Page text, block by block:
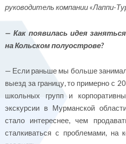
руководитель компании «Лаппи-
— Как появилась идея
на Кольском полуострове?
— Если раньше мы больше
выезд за границу, то примерно с
школьных групп и
экскурсии в Мурманской
стало интереснее, чем
сталкиваться с проблемами, на